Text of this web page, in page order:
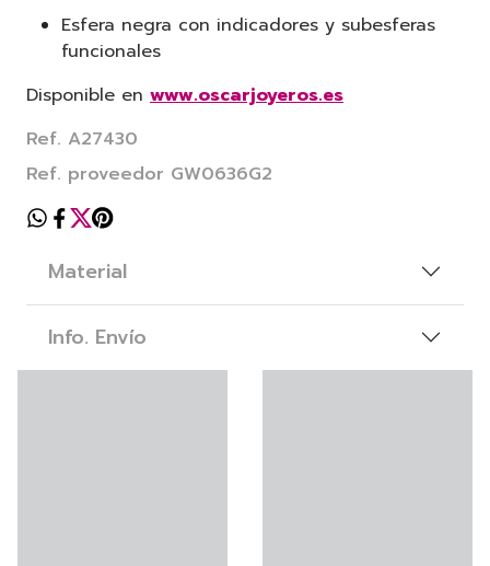
Esfera negra con indicadores y subesferas
funcionales
Disponible en www.oscarjoyeros.es
Ref. A27430
Ref. proveedor GW0636G2
Material
Info. Envío